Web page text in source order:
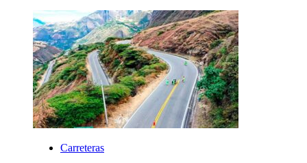
Carreteras